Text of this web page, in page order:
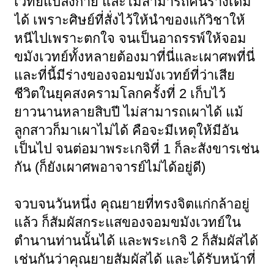
ได้ เพราะศิษย์ที่สั่งไว้ให้นำของแก้วิชาให้
หนีไปเพราะตกใจ จนเป็นอาถรรพ์ให้จอม
ขมังเวทย์ทั้งหลายต้องมาที่นี่และเผาศพที่นี่
และที่นี้มีร่างของจอมขมังเวทย์ที่ว่าเสีย
ชีวิตในยุคสงครามโลกครั้งที่ 2 เก็บไว้
ยาวนานหลายสิบปี ไม่สามารถเผาได้ แม้
ลูกสาวก็มาเผาไม่ได้ คือจะมีเหตุให้มีอัน
เป็นไป จนต่อมาพระเกจิที่ 1 ก็ละสังขารเช่น
กัน (ก็ยังเผาศพอาจารย์ไม่ได้อยู่ดี)
จวบจนวันหนึ่ง คุณยายที่ทรงจิตแก่กล้าอยู่
แล้ว ก็สัมผัสกระแสของจอมขมังเวทย์ใน
ตำนานท่านนั้นได้ และพระเกจิ 2 ก็สัมผัสได้
เช่นกันว่าคุณยายสัมผัสได้ และได้รับหน้าที่